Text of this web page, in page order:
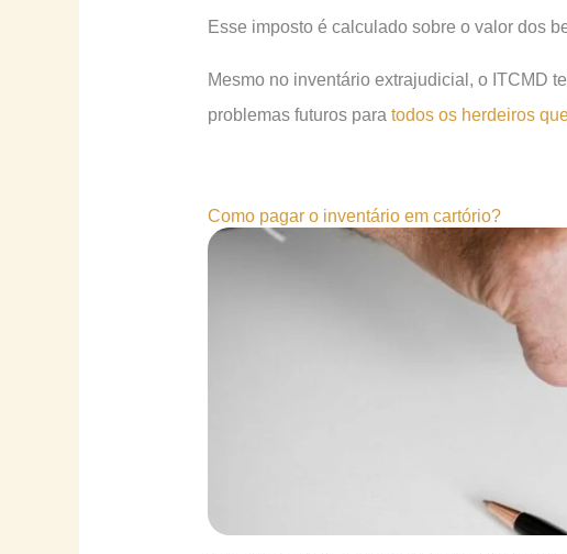
Esse imposto é calculado sobre o valor dos
Mesmo no inventário extrajudicial, o ITCMD
problemas futuros para todos os herdeiros
Como pagar o inventário em cartório?